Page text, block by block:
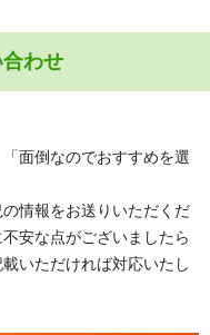
わせ
面倒なのでおすすめを選
情報をお送りいただくだ
安な点がございましたら
いただければ対応いたし